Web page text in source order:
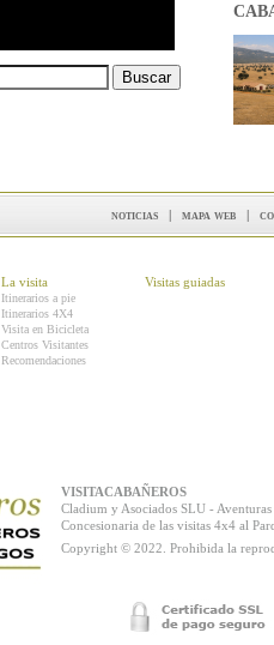
noticias | mapa web |
La visita
Itinerarios a pie
Itinerarios 4X4
Visita en Bicicleta
Centros Visitantes
Recomendaciones
Visitas guiadas
VISITACABAÑEROS
Cladium y Asociados SLU -
Concesionaria de las visitas 4x4 al
Copyright © 2022. Prohibida la